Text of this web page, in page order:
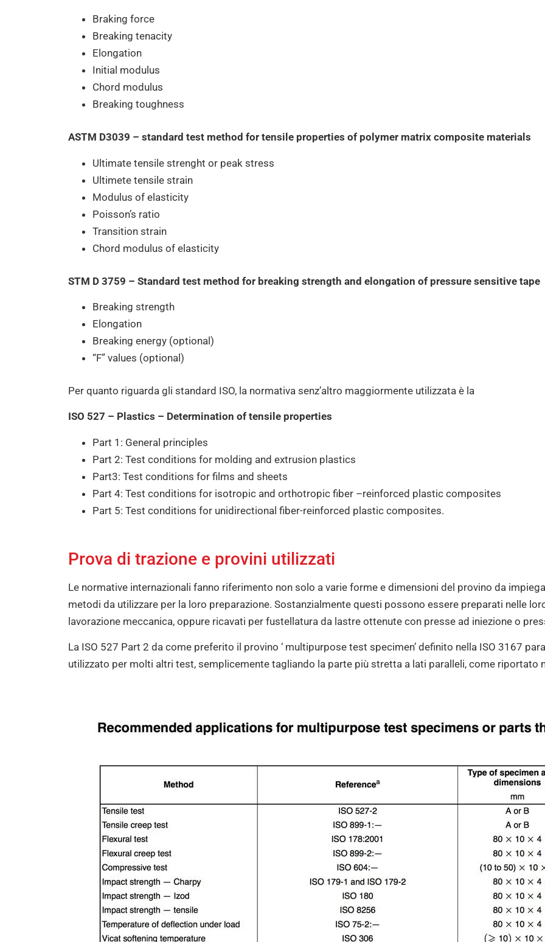
Braking force
Breaking tenacity
Elongation
Initial modulus
Chord modulus
Breaking toughness
ASTM D3039 – standard test method for tensile properties of polymer matrix composite materials
Ultimate tensile strenght or peak stress
Ultimete tensile strain
Modulus of elasticity
Poisson’s ratio
Transition strain
Chord modulus of elasticity
STM D 3759 – Standard test method for breaking strength and elongation of pressure sensitive tape
Breaking strength
Elongation
Breaking energy (optional)
“F” values (optional)
Per quanto riguarda gli standard ISO, la normativa senz’altro maggiormente utilizzata è la
ISO 527 – Plastics – Determination of tensile properties
Part 1: General principles
Part 2: Test conditions for molding and extrusion plastics
Part3: Test conditions for films and sheets
Part 4: Test conditions for isotropic and orthotropic fiber –reinforced plastic composites
Part 5: Test conditions for unidirectional fiber-reinforced plastic composites.
Prova di trazione e provini utilizzati
Le normative internazionali fanno riferimento non solo a varie forme e dimensioni del provino da
metodi da utilizzare per la loro preparazione. Sostanzialmente questi possono essere preparati nelle
lavorazione meccanica, oppure ricavati per fustellatura da lastre ottenute con presse ad iniezione o
La ISO 527 Part 2 da come preferito il provino ‘ multipurpose test specimen’ definito nella ISO 3167
utilizzato per molti altri test, semplicemente tagliando la parte più stretta a lati paralleli, come riportato